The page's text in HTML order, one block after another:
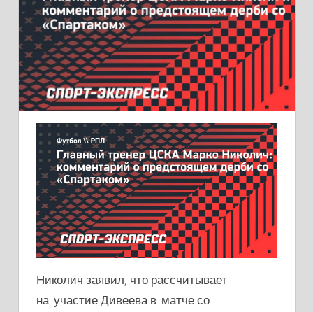
Николич заявил, что рассчитывает
на участие Дивеева в матче со